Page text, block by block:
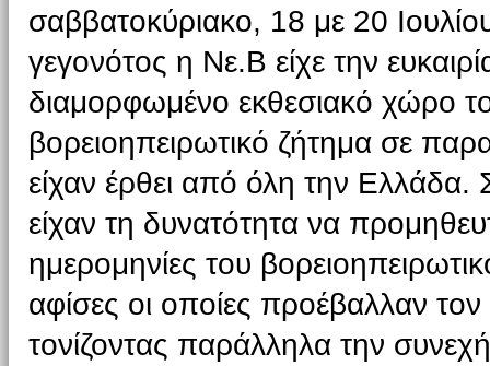
σαββατοκύριακο, 18 με 20
γεγονότος η Νε.Β είχε την
διαμορφωμένο εκθεσιακό χώρο
βορειοηπειρωτικό ζήτημα σε
είχαν έρθει από όλη την Ελλάδα.
είχαν τη δυνατότητα να
ημερομηνίες του
αφίσες οι οποίες προέβαλλαν
τονίζοντας παράλληλα την